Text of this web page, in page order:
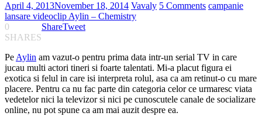
April 4, 2013November 18, 2014 Vavaly 5 Comments campanie
lansare videoclip Aylin – Chemistry
0
SHARES
ShareTweet
Pe Aylin am vazut-o pentru prima data intr-un serial TV in care
jucau multi actori tineri si foarte talentati. Mi-a placut figura ei
exotica si felul in care isi interpreta rolul, asa ca am retinut-o cu mare
placere. Pentru ca nu fac parte din categoria celor ce urmaresc viata
vedetelor nici la televizor si nici pe cunoscutele canale de socializare
online, nu pot spune ca am mai auzit despre ea.